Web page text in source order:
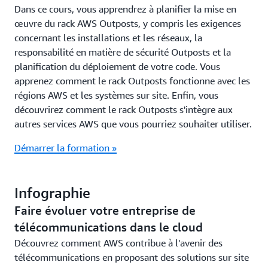
Dans ce cours, vous apprendrez à planifier la mise en
œuvre du rack AWS Outposts, y compris les exigences
concernant les installations et les réseaux, la
responsabilité en matière de sécurité Outposts et la
planification du déploiement de votre code. Vous
apprenez comment le rack Outposts fonctionne avec les
régions AWS et les systèmes sur site. Enfin, vous
découvrirez comment le rack Outposts s'intègre aux
autres services AWS que vous pourriez souhaiter utiliser.
Démarrer la formation »
Infographie
Faire évoluer votre entreprise de
télécommunications dans le cloud
Découvrez comment AWS contribue à l'avenir des
télécommunications en proposant des solutions sur site